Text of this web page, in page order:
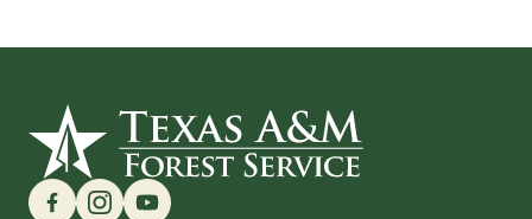
Find us on Social Media